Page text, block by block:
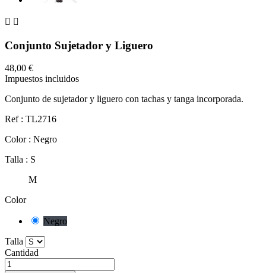
 
Conjunto Sujetador y Liguero
48,00 €
Impuestos incluidos
Conjunto de sujetador y liguero con tachas y tanga incorporada.
Ref : TL2716
Color : Negro
Talla : S
M
Color
Negro
Talla
Cantidad